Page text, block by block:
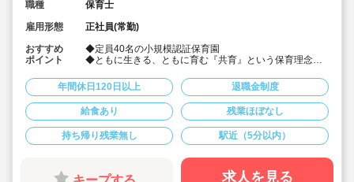
職種
保育士
雇用形態
正社員(常勤)
おすすめ
ポイント
◆定員40名の小規模認証保育園
◆ともに生きる、ともに育む『共育』という保育理念を
豊かな未来を創造していきます。
◆月給239,000円〜284,000円/賞与2か月☆
◆借上げ社宅利用可！ご家族との同居や同棲、ペットも
可と好条件♪
◆残業ほぼ無し！年間休日120日でワークライフバラン
ス良好です◎
◆育産休の取得・復帰実績あり！時短勤務や、お子様を
同園に預けての勤務も可能です(保育料0円)
◆研修制度もキャリア毎に充実。保育力とマネジメント
年間休日120日以上 退職金制度
給食あり 残業ほぼなし
持ち帰り残業無し 駅近（5分以内）
求人を見る